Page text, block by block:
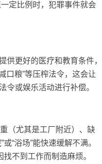
定比例时，犯罪事件就会
供更好的医疗和教育条件，
口粮”等压榨法令，这会让
令或娱乐活动进行补偿。
（尤其是工厂附近）、缺
“浴场”能快速缓解不满。
不到工作而制造麻烦。